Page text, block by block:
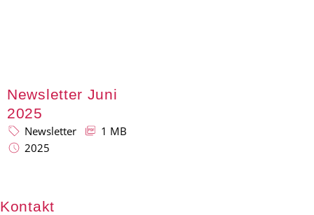
Newsletter Juni
2025
Newsletter
1 MB
2025
Kontakt